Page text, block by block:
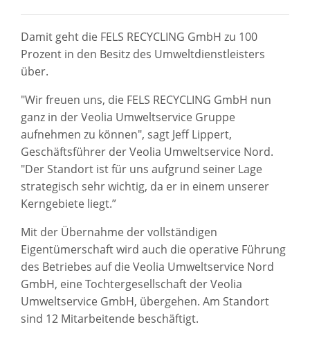
Damit geht die FELS RECYCLING GmbH zu 100
Prozent in den Besitz des Umweltdienstleisters
über.
"Wir freuen uns, die FELS RECYCLING GmbH nun
ganz in der Veolia Umweltservice Gruppe
aufnehmen zu können", sagt Jeff Lippert,
Geschäftsführer der Veolia Umweltservice Nord.
"Der Standort ist für uns aufgrund seiner Lage
strategisch sehr wichtig, da er in einem unserer
Kerngebiete liegt.”
Mit der Übernahme der vollständigen
Eigentümerschaft wird auch die operative Führung
des Betriebes auf die Veolia Umweltservice Nord
GmbH, eine Tochtergesellschaft der Veolia
Umweltservice GmbH, übergehen. Am Standort
sind 12 Mitarbeitende beschäftigt.